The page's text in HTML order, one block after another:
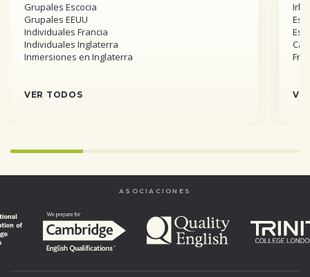
Grupales Escocia
Grupales EEUU
Individuales Francia
Individuales Inglaterra
Inmersiones en Inglaterra
VER TODOS
Infinity%
completed
ASOCIACIONES